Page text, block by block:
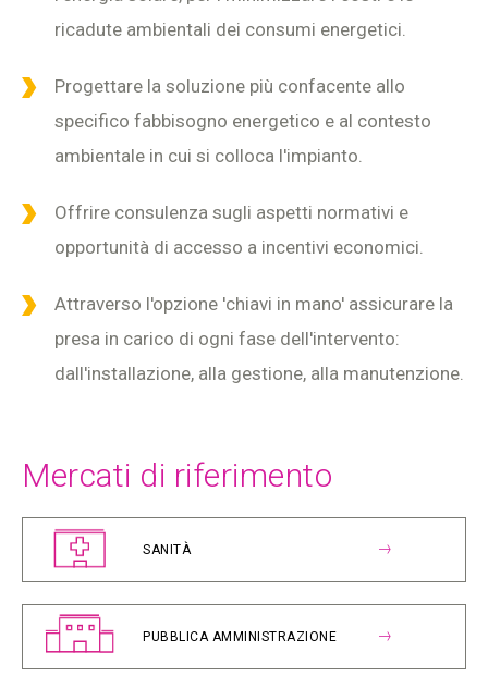
ricadute ambientali dei consumi energetici.
Progettare la soluzione più confacente allo
specifico fabbisogno energetico e al contesto
ambientale in cui si colloca l'impianto.
Offrire consulenza sugli aspetti normativi e
opportunità di accesso a incentivi economici.
Attraverso l'opzione 'chiavi in mano' assicurare la
presa in carico di ogni fase dell'intervento:
dall'installazione, alla gestione, alla manutenzione.
Mercati di riferimento
SANITÀ
PUBBLICA AMMINISTRAZIONE